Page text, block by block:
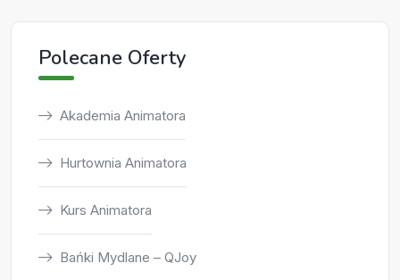
Polecane Oferty
Akademia Animatora
Hurtownia Animatora
Kurs Animatora
Bańki Mydlane – QJoy